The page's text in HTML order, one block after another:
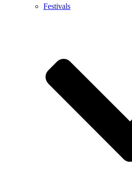
Festivals